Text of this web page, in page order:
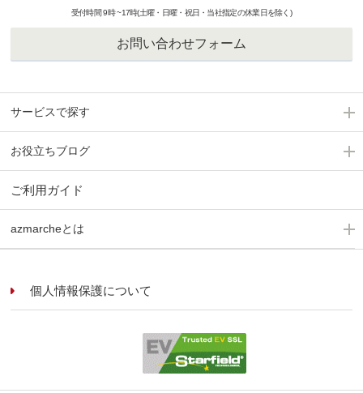
受付時間 9時 ~17時(土曜・日曜・祝日・当社指定の休業日を除く)
お問い合わせフォーム
サービスで探す
お役立ちブログ
ご利用ガイド
azmarcheとは
個人情報保護について